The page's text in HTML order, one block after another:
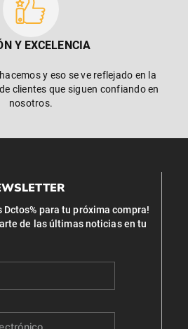
Y EXCELENCIA
y eso se ve reflejado en la
clientes que siguen confiando en
nosotros.
Dctos% para tu próxima compra!
de las últimas noticias en tu